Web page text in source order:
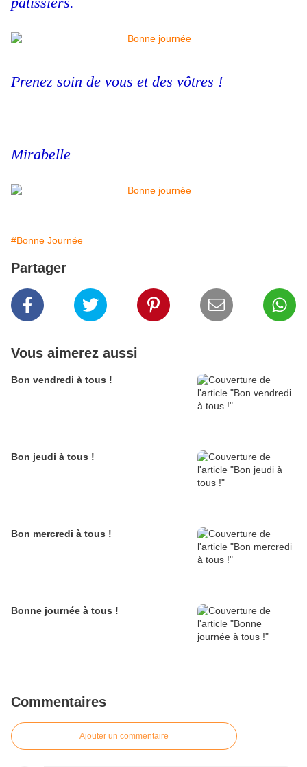
Prenez soin de vous et des vôtres !
Mirabelle
#Bonne Journée
Partager
Vous aimerez aussi
Bon vendredi à tous !
Bon jeudi à tous !
Bon mercredi à tous !
Bonne journée à tous !
Commentaires
Ajouter un commentaire